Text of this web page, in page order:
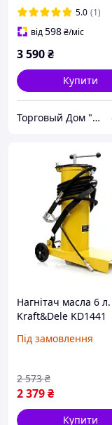
5.0 (1)
від598₴/міс
3 590₴
Купити
Торговый Дом "Техникс"
Нагнітач масла 6 л.
Kraft&Dele KD1441
Під замовлення
2 379₴
2 573 ₴
Купити